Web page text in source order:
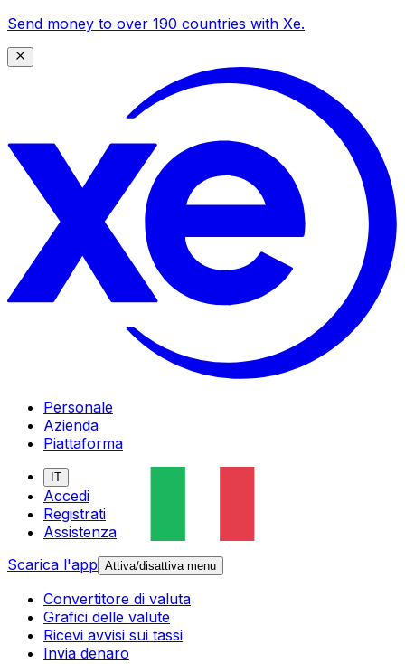
Send money to over 190 countries with Xe.
Personale
Azienda
Piattaforma
IT
Accedi
Registrati
Assistenza
Scarica l'app Attiva/disattiva menu
Convertitore di valuta
Grafici delle valute
Ricevi avvisi sui tassi
Invia denaro